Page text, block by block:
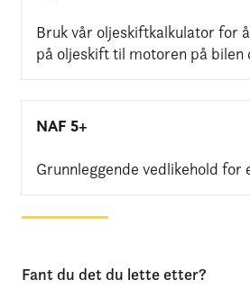
Bruk vår oljeskiftkalkulator for
på oljeskift til motoren på bilen
NAF 5+
Grunnleggende vedlikehold for
Fant du det du lette etter?